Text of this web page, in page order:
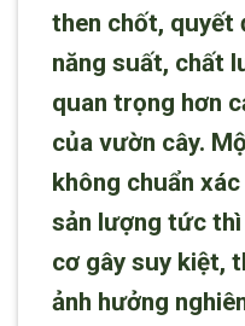
then chốt, quyết
năng suất, chất
quan trọng hơn
của vườn cây.
không chuẩn
sản lượng tức
cơ gây suy kiệt,
ảnh hưởng